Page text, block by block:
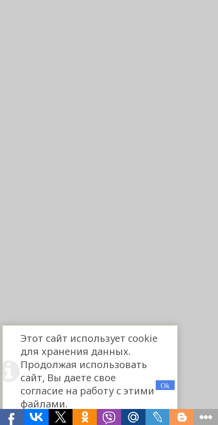
Этот сайт использует cookie
для хранения данных.
Продолжая использовать
сайт, Вы даете свое
согласие на работу с этими
файлами.